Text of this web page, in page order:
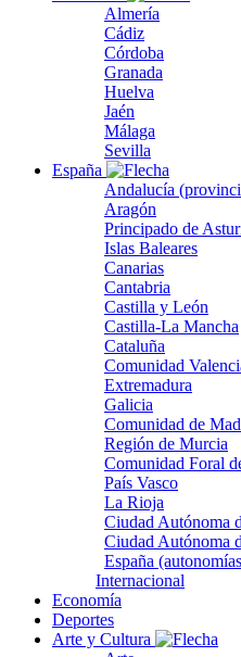
Almería
Cádiz
Córdoba
Granada
Huelva
Jaén
Málaga
Sevilla
España
Andalucía
Aragón
Principado de
Islas Baleares
Canarias
Cantabria
Castilla y León
Castilla-La Mancha
Cataluña
Comunidad
Extremadura
Galicia
Comunidad de
Región de Murcia
Comunidad Foral
País Vasco
La Rioja
Ciudad Autónoma
Ciudad Autónoma
España
Internacional
Economía
Deportes
Arte y Cultura